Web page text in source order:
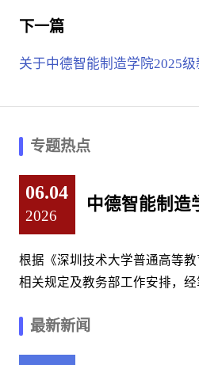
下一篇
关于中德智能制造学院2025
专题热点
06.04
2026
中德智能制造
根据《深圳技术大学普通高等教
相关规定及教务部工作安排，
最新新闻